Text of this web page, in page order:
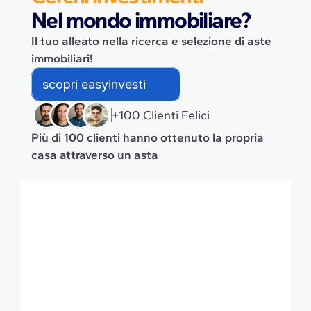
Nel mondo immobiliare?
Il tuo alleato nella ricerca e selezione di aste
immobiliari!
scopri easyinvesti
+100 Clienti Felici
Più di 100 clienti hanno ottenuto la propria
casa attraverso un asta